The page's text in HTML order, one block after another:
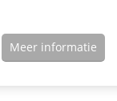
Meer informatie